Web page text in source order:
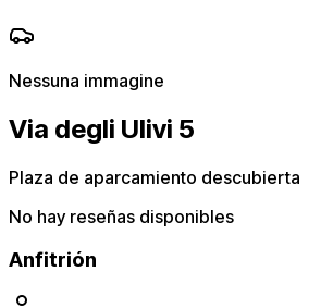
Nessuna immagine
Via degli Ulivi 5
Plaza de aparcamiento descubierta
No hay reseñas disponibles
Anfitrión